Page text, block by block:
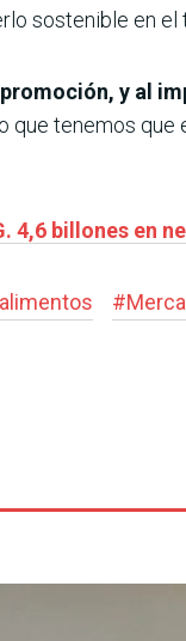
sostenible en el
y al
tenemos
4,6 billones en
#